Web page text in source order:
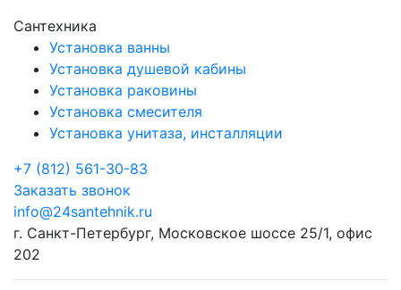
Сантехника
Установка ванны
Установка душевой кабины
Установка раковины
Установка смесителя
Установка унитаза, инсталляции
+7 (812) 561-30-83
Заказать звонок
info@24santehnik.ru
г. Санкт-Петербург, Московское шоссе 25/1, офис
202